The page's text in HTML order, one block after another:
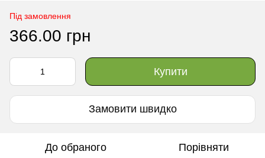
Під замовлення
366.00 грн
Купити
Замовити швидко
До обраного Порівняти